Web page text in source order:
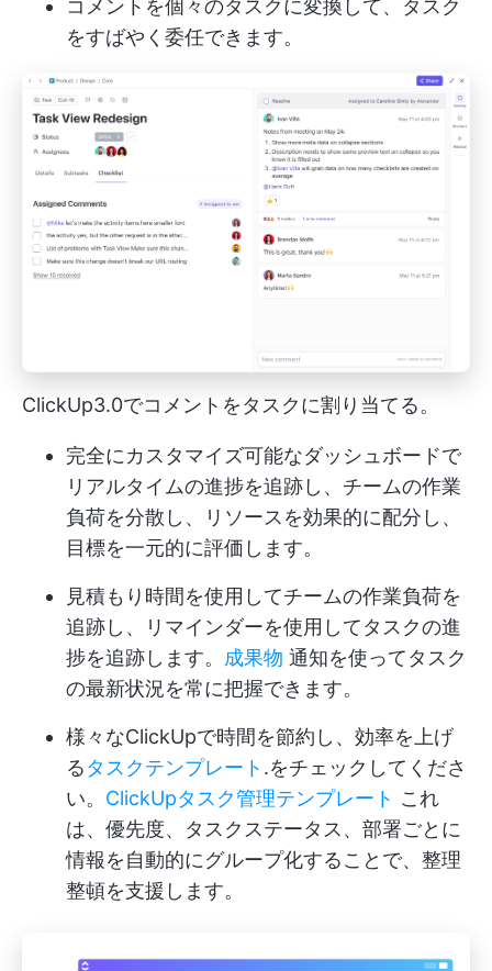
コメントを個々のタスクに変換して、タスク
をすばやく委任できます。
ClickUp3.0でコメントをタスクに割り当てる。
完全にカスタマイズ可能なダッシュボードで
リアルタイムの進捗を追跡し、チームの作業
負荷を分散し、リソースを効果的に配分し、
目標を一元的に評価します。
見積もり時間を使用してチームの作業負荷を
追跡し、リマインダーを使用してタスクの進
捗を追跡します。 成果物 通知を使ってタスク
の最新状況を常に把握できます。
様々なClickUpで時間を節約し、効率を上げ
るタスクテンプレート .をチェックしてくださ
い。 ClickUpタスク管理テンプレート これ
は、優先度、タスクステータス、部署ごとに
情報を自動的にグループ化することで、整理
整頓を支援します。